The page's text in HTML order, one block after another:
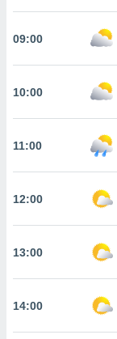
de
sitio
te
sean
se
ni para
09:00
10:00
11:00
12:00
13:00
14:00